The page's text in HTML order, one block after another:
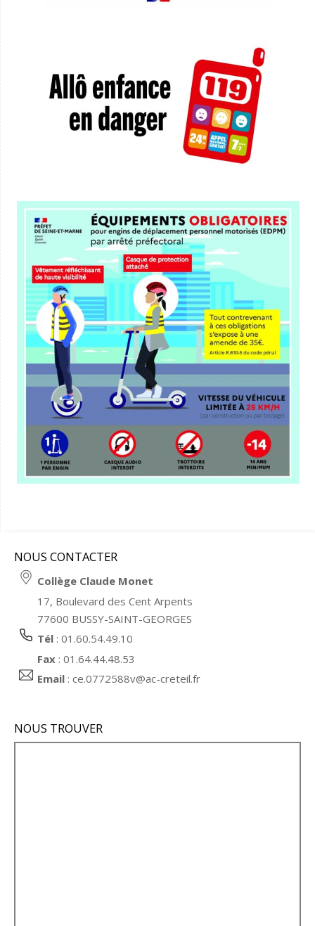
NOUS CONTACTER
Collège Claude Monet
17, Boulevard des Cent Arpents
77600 BUSSY-SAINT-GEORGES
Tél : 01.60.54.49.10
Fax : 01.64.44.48.53
Email :ce.0772588v@ac-creteil.fr
NOUS TROUVER